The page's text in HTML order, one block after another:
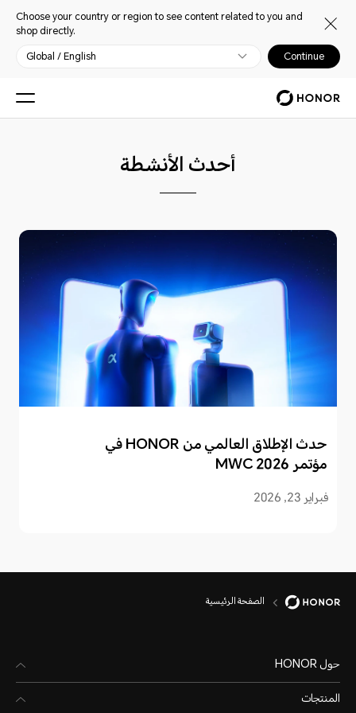
Choose your country or region to see content related to you and
shop directly.
Global / English Continue
أحدث الأنشطة
حدث الإطلاق العالمي من HONOR في
مؤتمر MWC 2026
فبراير 23, 2026
الصفحة الرئيسية
حول HONOR
المنتجات